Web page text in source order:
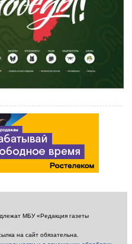
МБУ «Редакция газеты
на сайт обязательна.